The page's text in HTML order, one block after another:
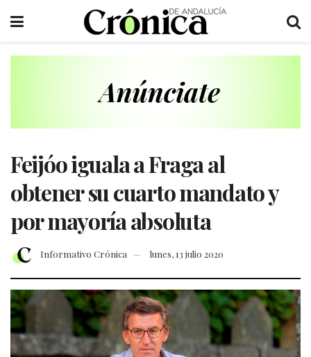
Feijóo iguala a Fraga al
obtener su cuarto mandato y
por mayoría absoluta
Informativo Crónica lunes, 13 julio 2020